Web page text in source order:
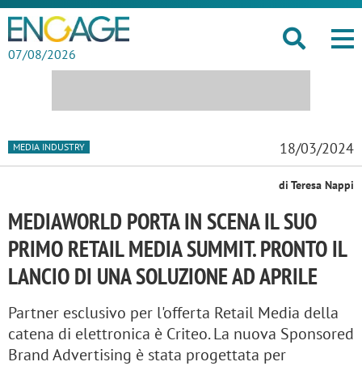
07/08/2026
MEDIA INDUSTRY 18/03/2024
di Teresa Nappi
MEDIAWORLD PORTA IN SCENA IL SUO
PRIMO RETAIL MEDIA SUMMIT. PRONTO IL
LANCIO DI UNA SOLUZIONE AD APRILE
Partner esclusivo per l'offerta Retail Media della
catena di elettronica è Criteo. La nuova Sponsored
Brand Advertising è stata progettata per